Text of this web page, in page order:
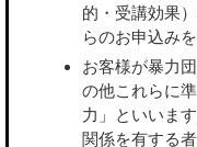
的・受講効果
らのお申込み
お客様が暴力
の他これらに
力」といいま
関係を有する